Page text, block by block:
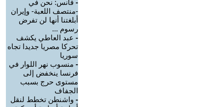
- فانس: نحن في
-منتصف اللعبة- وإيران
أبلغتنا أنها لن تفرض
رسوم ...
- عبد العاطي يكشف
تحركا مصريا جديدا تجاه
سوريا
- منسوب نهر اللوار في
فرنسا ينخفض إلى
مستوى حرج بسبب
الجفاف
- واشنطن تخطط لنقل